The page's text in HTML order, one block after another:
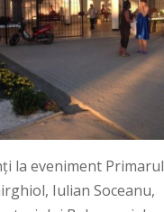
la eveniment Primarul
Iulian Soceanu,